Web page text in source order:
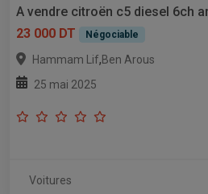
A vendre citroën c5 diesel 6ch
23 000 DT
Négociable
Hammam Lif,Ben Arous
25 mai 2025
Voitures